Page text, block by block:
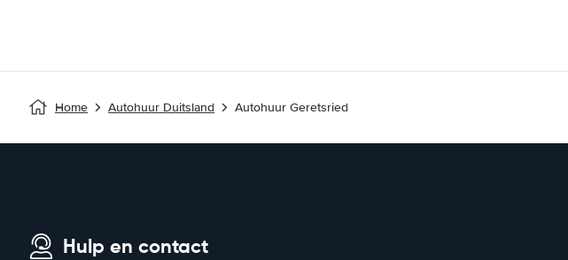
Home Autohuur Duitsland Autohuur Geretsried
Hulp en contact